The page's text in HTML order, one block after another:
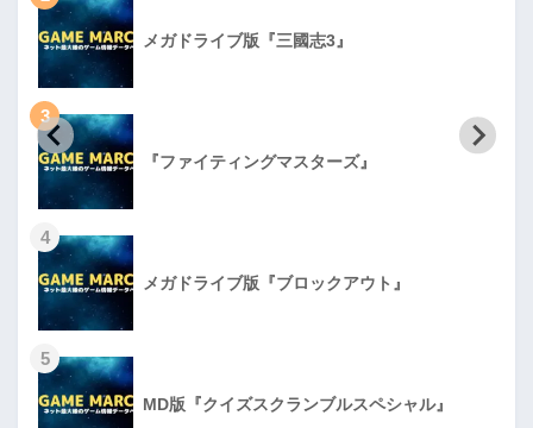
メガドライブ版『三國志3』
3
『ファイティングマスターズ』
4
メガドライブ版『ブロックアウト』
5
MD版『クイズスクランブルスペシャル』